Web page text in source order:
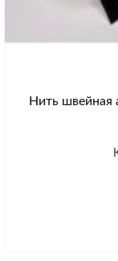
Нить швейная